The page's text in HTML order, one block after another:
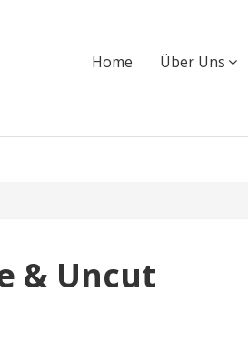
Home Über Uns
& Uncut